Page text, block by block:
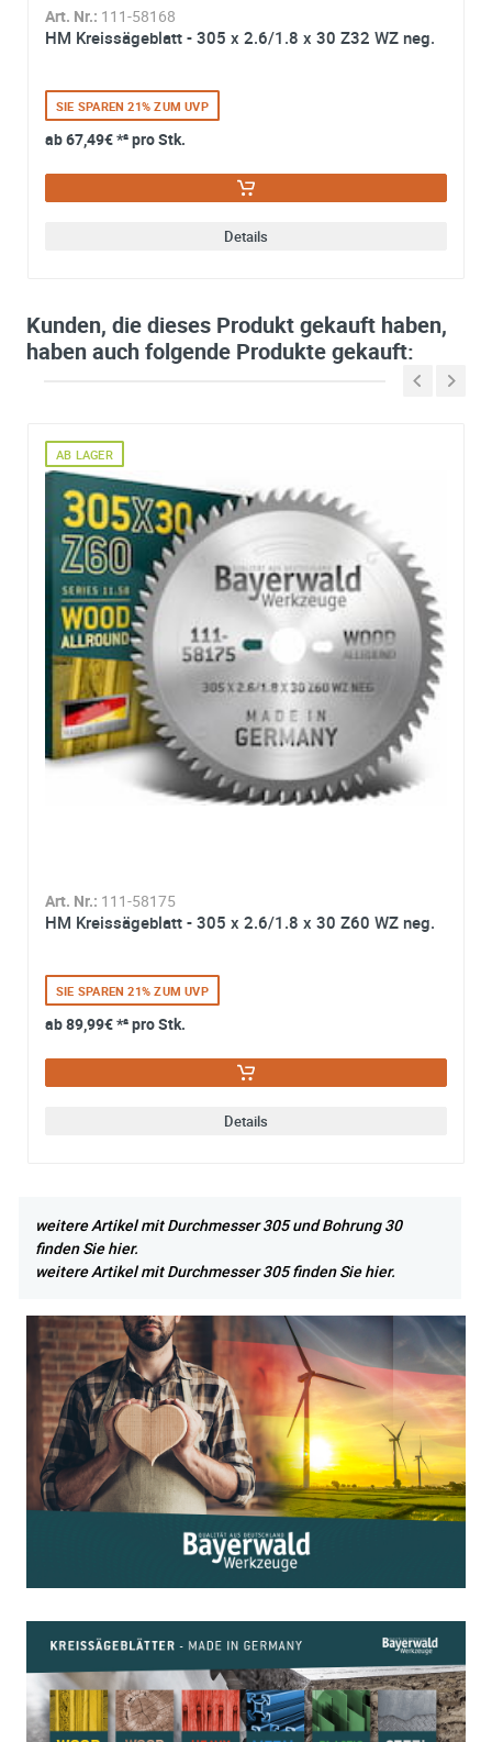
Art. Nr.: 111-58168
HM Kreissägeblatt - 305 x 2.6/1.8 x 30 Z32 WZ neg.
SIE SPAREN 21% ZUM UVP
ab67,49€*² pro Stk.
Details
Kunden, die dieses Produkt gekauft haben,
haben auch folgende Produkte gekauft:
Art. Nr.: 111-58175
HM Kreissägeblatt - 305 x 2.6/1.8 x 30 Z60 WZ neg.
AB LAGER
SIE SPAREN 21% ZUM UVP
ab89,99€*² pro Stk.
Details
weitere Artikel mit Durchmesser 305 und Bohrung 30
finden Sie hier.
weitere Artikel mit Durchmesser 305 finden Sie hier.